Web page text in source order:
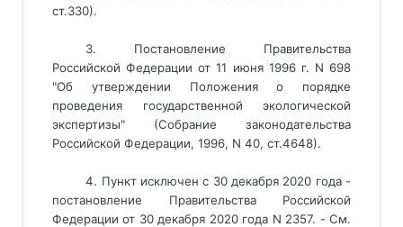
ст.330).
3. Постановление Правительства
Российской Федерации от 11 июня 1996 г. N 698
"Об утверждении Положения о порядке
проведения государственной экологической
экспертизы" (Собрание законодательства
Российской Федерации, 1996, N 40, ст.4648).
4. Пункт исключен с 30 декабря 2020 года -
постановление Правительства Российской
Федерации от 30 декабря 2020 года N 2357. - См.